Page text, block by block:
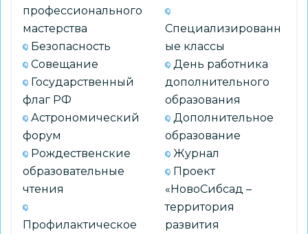
профессионального
мастерства
Безопасность
Совещание
Государственный
флаг РФ
Астрономический
форум
Рождественские
образовательные
чтения
Профилактическое
Специализированн
ые классы
День работника
дополнительного
образования
Дополнительное
образование
Журнал
Проект
«НовоСибсад –
территория
развития